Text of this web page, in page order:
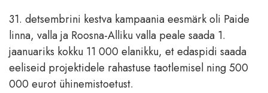
31. detsembrini kestva kampaania eesmärk oli Paide
linna, valla ja Roosna-Alliku valla peale saada 1.
jaanuariks kokku 11 000 elanikku, et edaspidi saada
eeliseid projektidele rahastuse taotlemisel ning 500
000 eurot ühinemistoetust.